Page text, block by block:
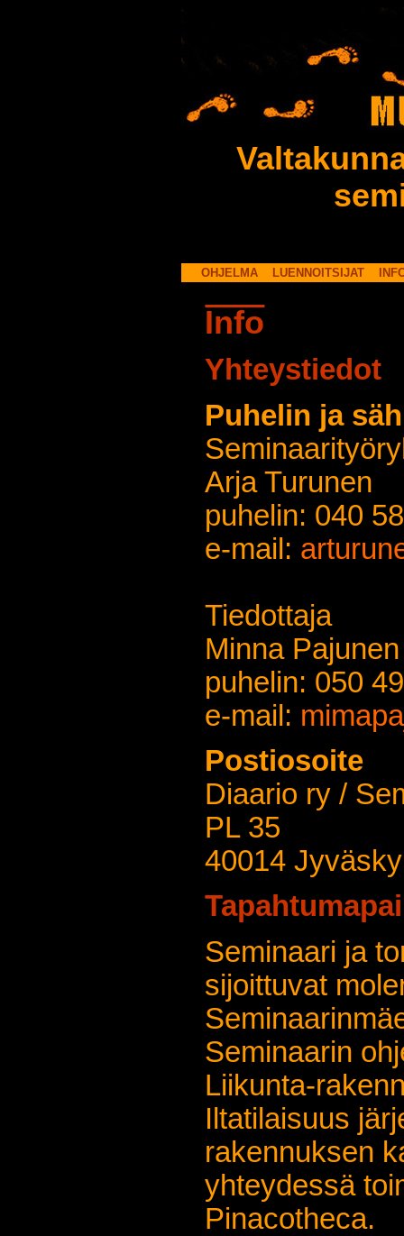
OHJELMA LUENNOITSIJAT
Info
Yhteystiedot
Puhelin ja
Arja Turunen
puhelin: 040
e-mail:
Tiedottaja
Minna Pajunen
puhelin: 050
e-mail:
Postiosoite
Diaario ry /
PL 35
40014
Seminaari ja
sijoittuvat
Seminaarin
Liikunta-
Iltatilaisuus
rakennuksen
yhteydessä
Pinacotheca.